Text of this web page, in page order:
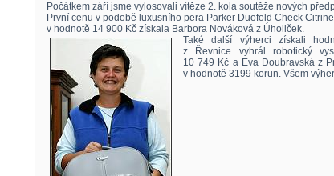
Počátkem září jsme vylosovali vítěze 2. kola soutěže nových
První cenu v podobě luxusního pera Parker Duofold Check Citrine
v hodnotě 14 900 Kč získala Barbora Nováková z Úholiček.
Také další výherci získali
z Řevnice vyhrál robotický
10 749 Kč a Eva Doubravská z
v hodnotě 3199 korun. Všem